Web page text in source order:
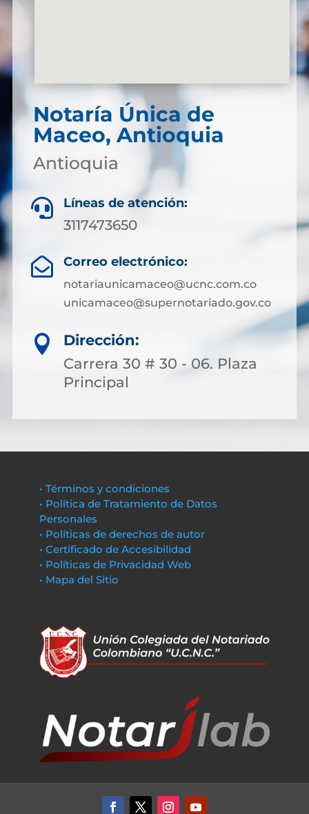
Notaría Única de
Maceo, Antioquia
Antioquia
 Líneas de atención:
3117473650
 Correo electrónico:
notariaunicamaceo@ucnc.com.co
unicamaceo@supernotariado.gov.co

Dirección:
Carrera 30 # 30 - 06. Plaza
Principal
• Términos y condiciones
• Política de Tratamiento de Datos
Personales
• Políticas de derechos de autor
• Certificado de Accesibilidad
• Políticas de Privacidad Web
• Mapa del Sitio